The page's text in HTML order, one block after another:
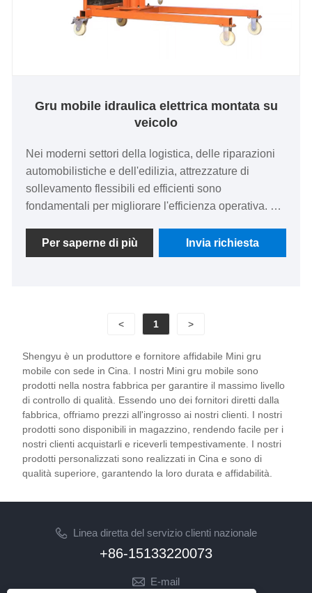
Gru mobile idraulica elettrica montata su
veicolo
Nei moderni settori della logistica, delle riparazioni
automobilistiche e dell'edilizia, attrezzature di
sollevamento flessibili ed efficienti sono
fondamentali per migliorare l'efficienza operativa. Lo
sollevamento di Hebei Shengyu, con anni di
esperienza nella produzione di attrezzature di
profonda competenza tecnica e il rigoroso controllo
di qualità. Questa gru offre agli utenti una soluzione
capacità di carico e sicurezza.
Per saperne di più Invia richiesta
< 1 >
Shengyu è un produttore e fornitore affidabile Mini gru
mobile con sede in Cina. I nostri Mini gru mobile sono
prodotti nella nostra fabbrica per garantire il massimo livello
di controllo di qualità. Essendo uno dei fornitori diretti dalla
fabbrica, offriamo prezzi all'ingrosso ai nostri clienti. I nostri
prodotti sono disponibili in magazzino, rendendo facile per i
nostri clienti acquistarli e riceverli tempestivamente. I nostri
prodotti personalizzati sono realizzati in Cina e sono di
qualità superiore, garantendo la loro durata e affidabilità.
Linea diretta del servizio clienti nazionale
+86-15133220073
E-mail